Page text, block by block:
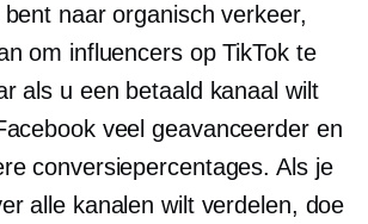
naar organisch verkeer,
om influencers op TikTok te
als u een betaald kanaal wilt
veel geavanceerder en
conversiepercentages. Als je
alle kanalen wilt verdelen, doe